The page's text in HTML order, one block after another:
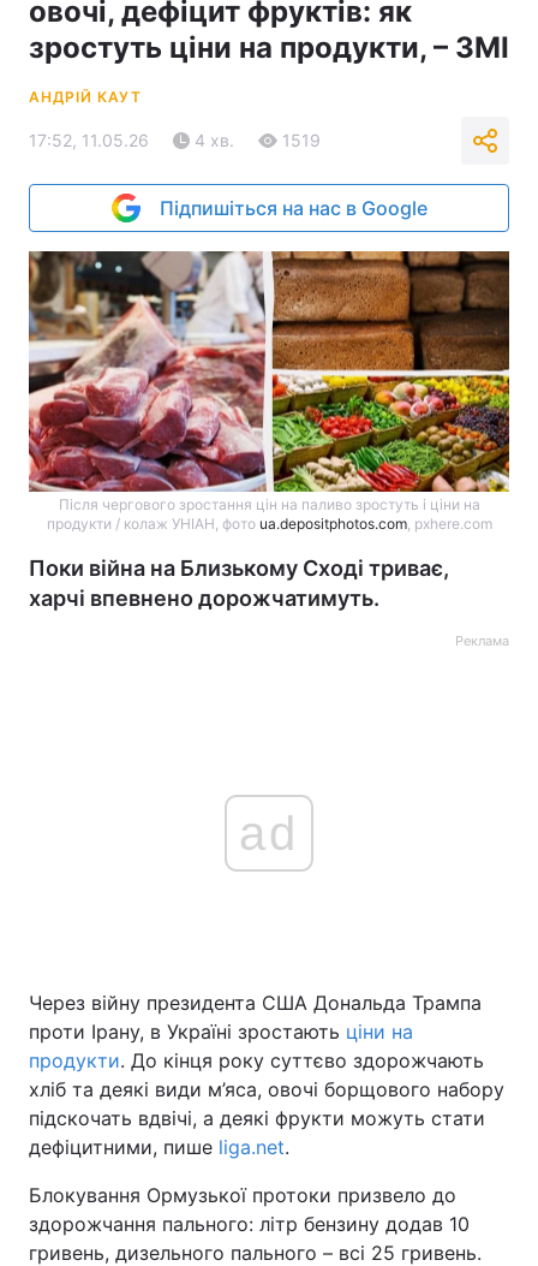
овочі, дефіцит фруктів: як
зростуть ціни на продукти, – ЗМІ
АНДРІЙ КАУТ
17:52, 11.05.26 4 хв. 1519
Підпишіться на нас в Google
Після чергового зростання цін на паливо зростуть і ціни на
продукти / колаж УНІАН, фото ua.depositphotos.com, pxhere.com
Поки війна на Близькому Сході триває,
харчі впевнено дорожчатимуть.
Реклама
ad
Через війну президента США Дональда Трампа
проти Ірану, в Україні зростають ціни на
продукти. До кінця року суттєво здорожчають
хліб та деякі види м’яса, овочі борщового набору
підскочать вдвічі, а деякі фрукти можуть стати
дефіцитними, пише liga.net.
Блокування Ормузької протоки призвело до
здорожчання пального: літр бензину додав 10
гривень, дизельного пального – всі 25 гривень.